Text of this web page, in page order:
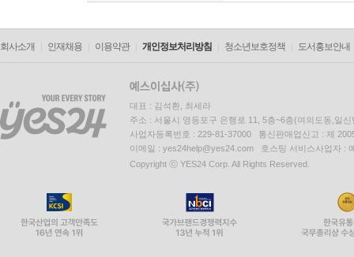
회사소개 인재채용 이용약관 개인정보처리방침 청소년보호정책 도서홍보안내
대표 : 김석환, 최세라
주소 : 서울시 영등포구 은행로 11, 5층~6층(여의도동,일신
사업자등록번호 : 229-81-37000 통신판매업신고 : 제
이메일 : yes24help@yes24.com 호스팅 서비스사업자 :
Copyright ⓒ YES24 Corp. All Rights Reserved.